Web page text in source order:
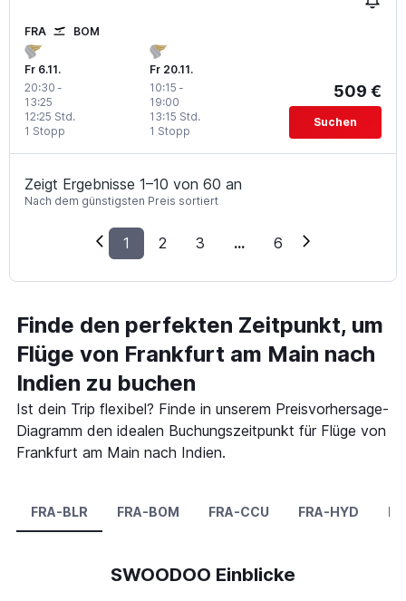
FRA BOM
Fr 6.11.
20:30 -
13:25
1 Stopp
12:25 Std.
Fr 20.11.
10:15 -
19:00
1 Stopp
13:15 Std.
509 €
Suchen
Zeigt Ergebnisse 1–10 von 60 an
Nach dem günstigsten Preis sortiert
1 2 3 ... 6
Finde den perfekten Zeitpunkt, um
Flüge von Frankfurt am Main nach
Indien zu buchen
Ist dein Trip flexibel? Finde in unserem Preisvorhersage-
Diagramm den idealen Buchungszeitpunkt für Flüge von
Frankfurt am Main nach Indien.
FRA-BLR FRA-BOM FRA-CCU FRA-HYD
SWOODOO Einblicke